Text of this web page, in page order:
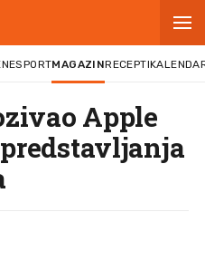
SPORTMAGAZINRECEPTI
Apple